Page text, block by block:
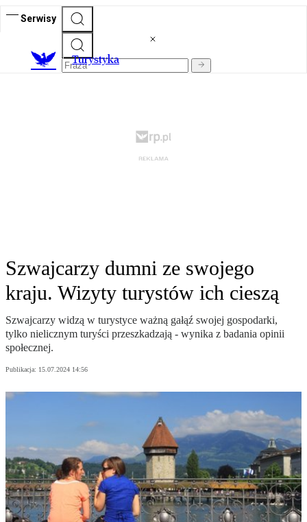
Serwisy
Turystyka
Szwajcarzy dumni ze swojego
kraju. Wizyty turystów ich cieszą
Szwajcarzy widzą w turystyce ważną gałąź swojej gospodarki,
tylko nielicznym turyści przeszkadzają - wynika z badania opinii
społecznej.
Publikacja: 15.07.2024 14:56